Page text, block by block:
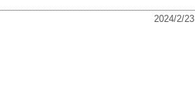
2024/2/23